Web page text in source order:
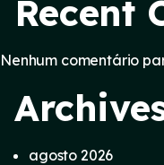
Recent
Nenhum comentário
agosto 2026